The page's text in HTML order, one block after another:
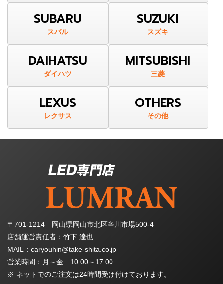
SUBARU
スバル
SUZUKI
スズキ
DAIHATSU
ダイハツ
MITSUBISHI
三菱
LEXUS
レクサス
OTHERS
その他
〒701-1214 岡山県岡山市北区辛川市場500-4
店舗運営責任者：竹下 達也
MAIL：caryouhin@take-shita.co.jp
営業時間：月～金 10:00～17:00
※ ネットでのご注文は24時間受け付けております。